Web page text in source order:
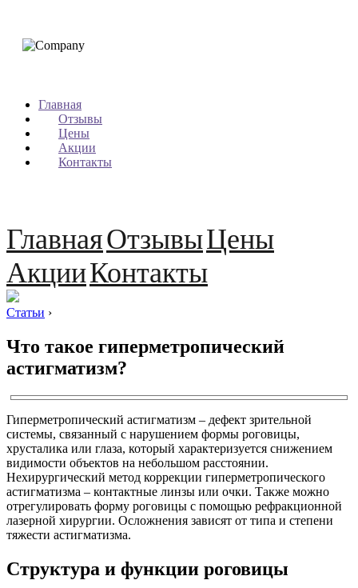
Главная
Отзывы
Цены
Акции
Контакты
ГлавнаяОтзывыЦены
АкцииКонтакты
Статьи ›
Что такое гиперметропический
астигматизм?
Гиперметропический астигматизм – дефект зрительной
системы, связанный с нарушением формы роговицы,
хрусталика или глаза, который характеризуется снижением
видимости объектов на небольшом расстоянии.
Нехирургический метод коррекции гиперметропического
астигматизма – контактные линзы или очки. Также можно
отрегулировать форму роговицы с помощью рефракционной
лазерной хирургии. Осложнения зависят от типа и степени
тяжести астигматизма.
Структура и функции роговицы